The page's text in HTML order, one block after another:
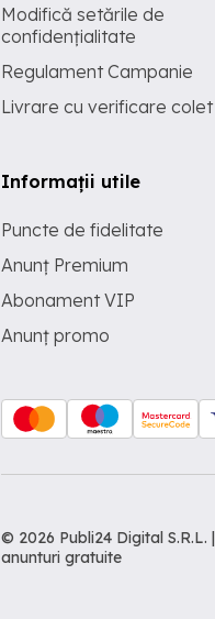
Modifică setările de
confidențialitate
Regulament Campanie
Livrare cu verificare colet
Informații utile
Puncte de fidelitate
Anunț Premium
Abonament VIP
Anunț promo
© 2026 Publi24 Digital
anunturi gratuite